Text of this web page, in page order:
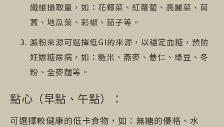
纖維攝取量，如：花椰菜、紅蘿蔔、高麗菜、茼
蒿、地瓜葉、彩椒、茄子等。
澱粉來源可選擇低GI的來源，以穩定血糖，預防
妊娠糖尿病，如：糙米、燕麥、薏仁、綠豆、冬
粉、全麥麵等。
點心（早點、午點）：
可選擇較健康的低卡食物，如：無糖的優格、水